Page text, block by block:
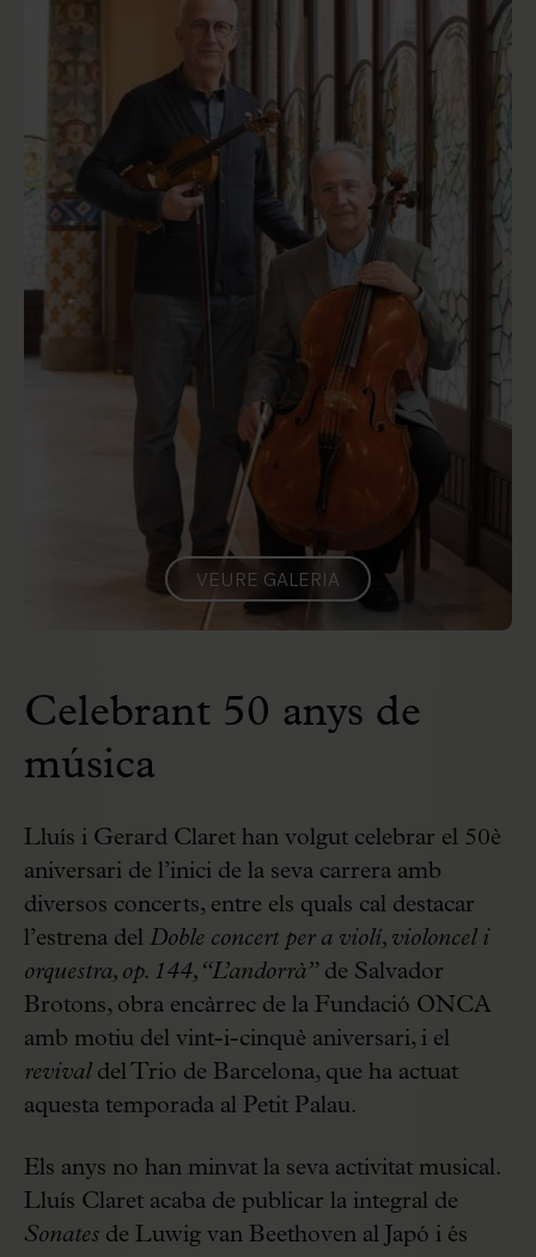
VEURE GALERIA
Celebrant 50 anys de
música
Lluís i Gerard Claret han volgut celebrar el 50è
aniversari de l’inici de la seva carrera amb
diversos concerts, entre els quals cal destacar
l’estrena del Doble concert per a violí, violoncel i
orquestra, op. 144, “L’andorrà”de Salvador
Brotons, obra encàrrec de la Fundació ONCA
amb motiu del vint-i-cinquè aniversari, i el
revivaldel Trio de Barcelona, que ha actuat
aquesta temporada al Petit Palau.
Els anys no han minvat la seva activitat musical.
Lluís Claret acaba de publicar la integral de
Sonates de Luwig van Beethoven al Japó i és